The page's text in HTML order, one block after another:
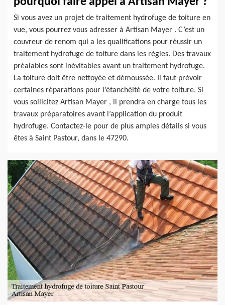
Si vous avez un projet de traitement hydrofuge de toiture en
vue, vous pourrez vous adresser à Artisan Mayer . C’est un
couvreur de renom qui a les qualifications pour réussir un
traitement hydrofuge de toiture dans les règles. Des travaux
préalables sont inévitables avant un traitement hydrofuge.
La toiture doit être nettoyée et démoussée. Il faut prévoir
certaines réparations pour l’étanchéité de votre toiture. Si
vous sollicitez Artisan Mayer , il prendra en charge tous les
travaux préparatoires avant l’application du produit
hydrofuge. Contactez-le pour de plus amples détails si vous
êtes à Saint Pastour, dans le 47290.